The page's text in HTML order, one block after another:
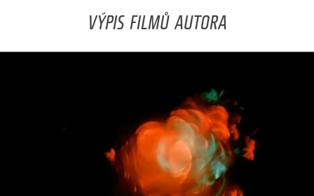
VÝPIS FILMŮ AUTORA